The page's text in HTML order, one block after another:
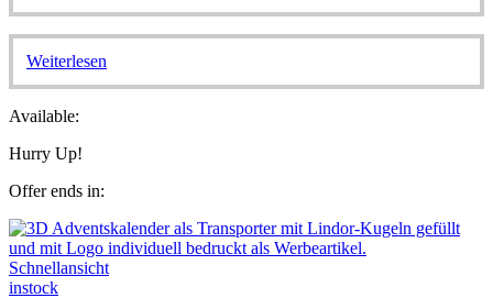
Weiterlesen
Available:
Hurry Up!
Offer ends in:
Schnellansicht
instock